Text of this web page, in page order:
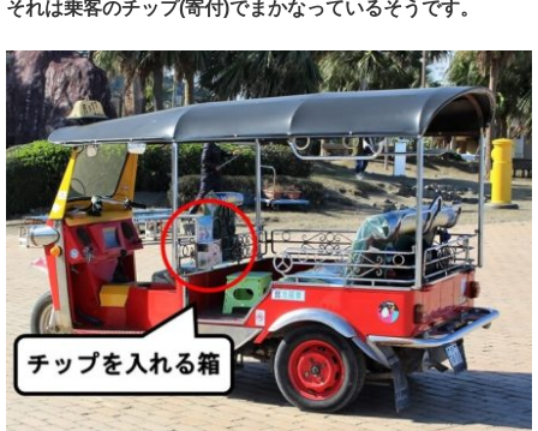
それは乗客のチップ(寄付)でまかなっているそうです。